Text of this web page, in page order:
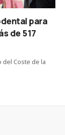
para
de 517
del Coste de la